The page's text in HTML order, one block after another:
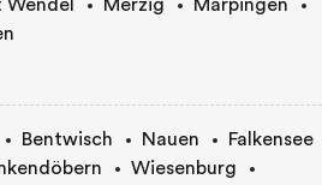
Wendel Merzig
Marpingen
Bentwisch Nauen
Falkensee
Wiesenburg